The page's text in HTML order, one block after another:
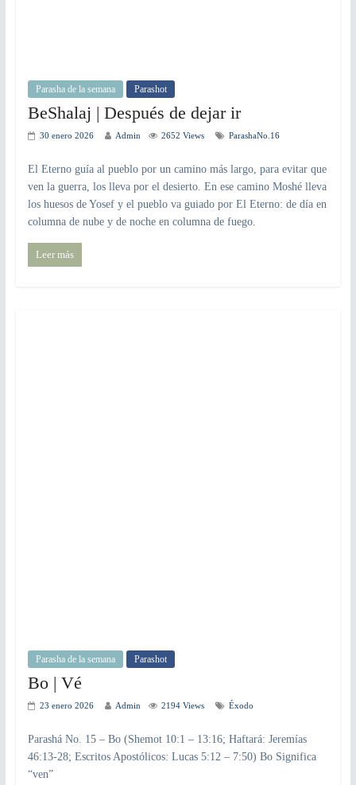
Parasha de la semana Parashot
BeShalaj | Después de dejar ir
30 enero 2026 Admin 2652 Views ParashaNo.16
El Eterno guía al pueblo por un camino más largo, para evitar que
ven la guerra, los lleva por el desierto. En ese camino Moshé lleva
los huesos de Yosef y el pueblo va guiado por El Eterno: de día en
columna de nube y de noche en columna de fuego.
Leer más
Parasha de la semana Parashot
Bo | Vé
23 enero 2026 Admin 2194 Views Éxodo
Parashá No. 15 – Bo (Shemot 10:1 – 13:16; Haftará: Jeremías
46:13-28; Escritos Apostólicos: Lucas 5:12 – 7:50) Bo Significa
“ven”